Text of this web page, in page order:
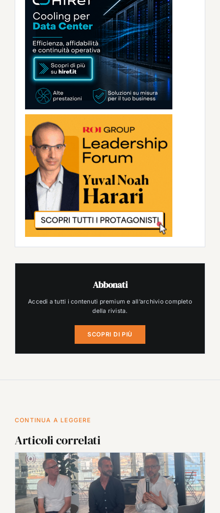
Abbonati
Accedi a tutti i contenuti premium e all’archivio completo
della rivista.
SCOPRI DI PIÙ
CONTINUA A LEGGERE
Articoli correlati